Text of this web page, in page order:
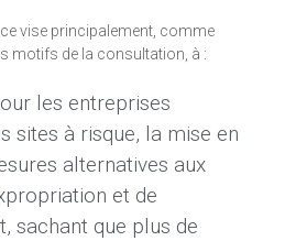
vise principalement, comme
motifs de la consultation, à :
les entreprises
sites à risque, la mise en
alternatives aux
et de
sachant que plus de